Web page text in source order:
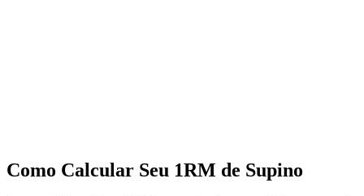
Como Calcular Seu 1RM de Supino